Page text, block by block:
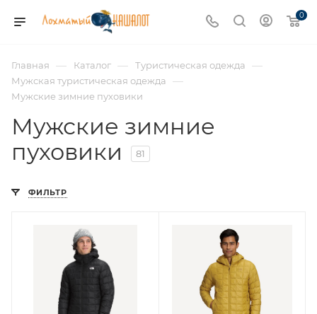
0
Главная — Каталог — Туристическая одежда —
Мужская туристическая одежда —
Мужские зимние пуховики
Мужские зимние
пуховики
81
ФИЛЬТР